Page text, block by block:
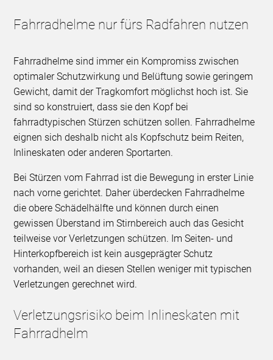
Fahrradhelme nur fürs Radfahren nutzen
Fahrradhelme sind immer ein Kompromiss zwischen
optimaler Schutzwirkung und Belüftung sowie geringem
Gewicht, damit der Tragkomfort möglichst hoch ist. Sie
sind so konstruiert, dass sie den Kopf bei
fahrradtypischen Stürzen schützen sollen. Fahrradhelme
eignen sich deshalb nicht als Kopfschutz beim Reiten,
Inlineskaten oder anderen Sportarten.
Bei Stürzen vom Fahrrad ist die Bewegung in erster Linie
nach vorne gerichtet. Daher überdecken Fahrradhelme
die obere Schädelhälfte und können durch einen
gewissen Überstand im Stirnbereich auch das Gesicht
teilweise vor Verletzungen schützen. Im Seiten- und
Hinterkopfbereich ist kein ausgeprägter Schutz
vorhanden, weil an diesen Stellen weniger mit typischen
Verletzungen gerechnet wird.
Verletzungsrisiko beim Inlineskaten mit
Fahrradhelm